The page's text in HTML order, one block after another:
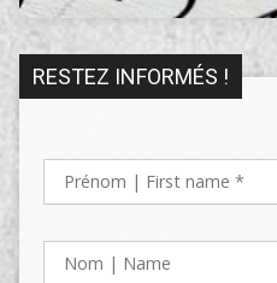
RESTEZ INFORMÉS !